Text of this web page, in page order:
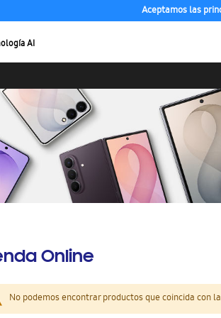
Aceptamos las
AI
Online
No podemos encontrar productos que coincida con